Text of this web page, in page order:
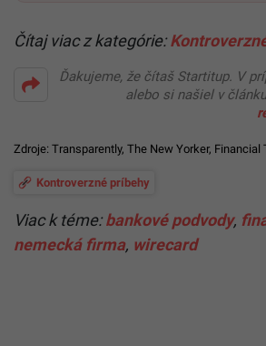
Čítaj viac z kategórie:
Ďakujeme, že čítaš Startitup. V
alebo si našiel v
Zdroje: Transparently, The New Yorker, Financial
Kontroverzné príbehy
Viac k téme:bankové podvody,
nemecká firma, wirecard